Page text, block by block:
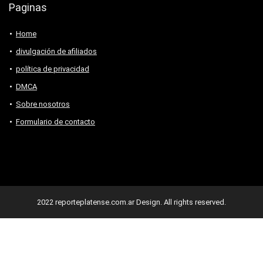
Paginas
Home
divulgación de afiliados
política de privacidad
DMCA
Sobre nosotros
Formulario de contacto
2022 reporteplatense.com.ar Design. All rights reserved.